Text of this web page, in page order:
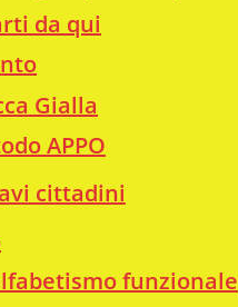
da qui
Gialla
APPO
cittadini
funzionale